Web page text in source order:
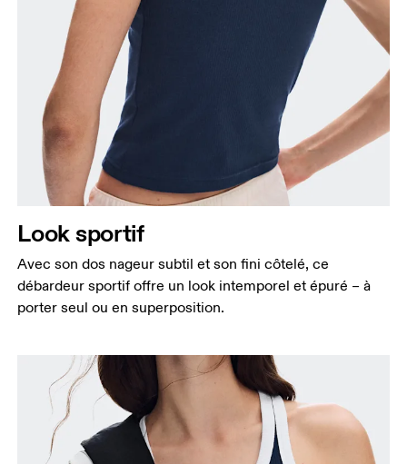
Look sportif
Avec son dos nageur subtil et son fini côtelé, ce
débardeur sportif offre un look intemporel et épuré – à
porter seul ou en superposition.